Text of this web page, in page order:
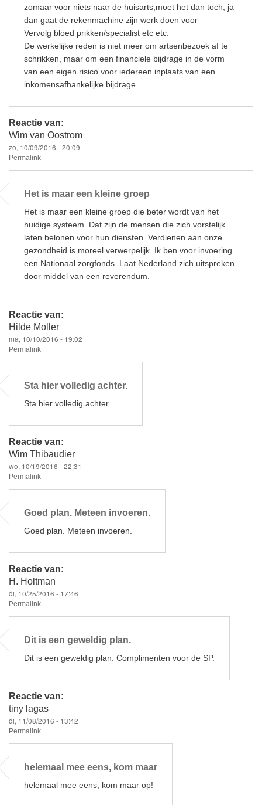
zomaar voor niets naar de huisarts,moet het dan toch, ja
dan gaat de rekenmachine zijn werk doen voor
Vervolg bloed prikken/specialist etc etc.
De werkelijke reden is niet meer om artsenbezoek af te
schrikken, maar om een financiele bijdrage in de vorm
van een eigen risico voor iedereen inplaats van een
inkomensafhankelijke bijdrage.
Reactie van:
Wim van Oostrom
zo, 10/09/2016 - 20:09
Permalink
Het is maar een kleine groep
Het is maar een kleine groep die beter wordt van het
huidige systeem. Dat zijn de mensen die zich vorstelijk
laten belonen voor hun diensten. Verdienen aan onze
gezondheid is moreel verwerpelijk. Ik ben voor invoering
een Nationaal zorgfonds. Laat Nederland zich uitspreken
door middel van een reverendum.
Reactie van:
Hilde Moller
ma, 10/10/2016 - 19:02
Permalink
Sta hier volledig achter.
Sta hier volledig achter.
Reactie van:
Wim Thibaudier
wo, 10/19/2016 - 22:31
Permalink
Goed plan. Meteen invoeren.
Goed plan. Meteen invoeren.
Reactie van:
H. Holtman
di, 10/25/2016 - 17:46
Permalink
Dit is een geweldig plan.
Dit is een geweldig plan. Complimenten voor de SP.
Reactie van:
tiny lagas
di, 11/08/2016 - 13:42
Permalink
helemaal mee eens, kom maar
helemaal mee eens, kom maar op!